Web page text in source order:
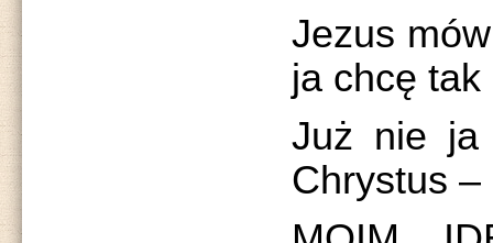
Jezus
ja chcę
Już nie ja
Chrystus